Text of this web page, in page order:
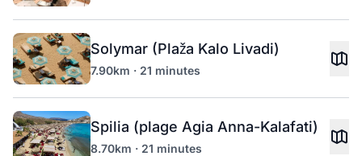
Solymar (Plaža Kalo Livadi)
7.90km · 21 minutes
Spilia (plage Agia Anna-Kalafati)
8.70km · 21 minutes